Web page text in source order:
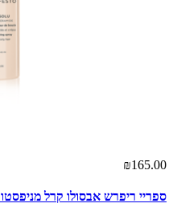
₪165.00
ספריי ריפרש אבסולו קרל מניפסטו Refresh Absolu